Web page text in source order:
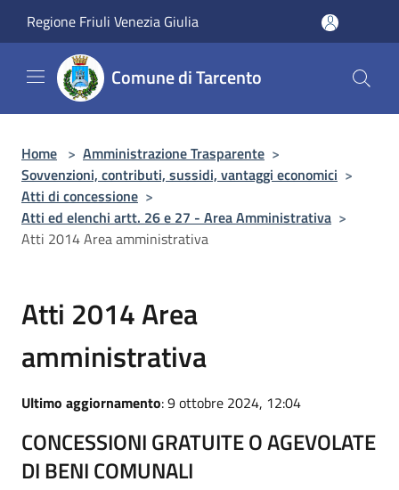
Regione Friuli Venezia Giulia
Comune di Tarcento
Home > Amministrazione Trasparente >
Sovvenzioni, contributi, sussidi, vantaggi economici >
Atti di concessione >
Atti ed elenchi artt. 26 e 27 - Area Amministrativa >
Atti 2014 Area amministrativa
Atti 2014 Area
amministrativa
Ultimo aggiornamento: 9 ottobre 2024, 12:04
CONCESSIONI GRATUITE O AGEVOLATE
DI BENI COMUNALI